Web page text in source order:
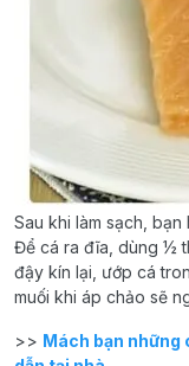
Sau khi làm sạch,
Để cá ra đĩa, dùng ½
đậy kín lại, ướp cá
muối khi áp chảo sẽ
>> Mách bạn những